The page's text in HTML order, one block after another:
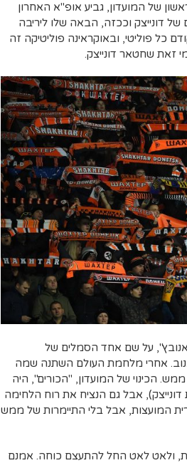
של המועדון, גביע אופ"א האחרון
של דונייצק וככזה, הבאה שלו ליריבה
כל פוליטי, ובאוקראינה פוליטיקה זה
זאת שחטאר דונייצק.
כדורגל ב1963 בשם "סטאחאנובץ", על שם אחד הסמלים של
אחרי מלחמת העולם השתנה שמה
הכינוי של המועדון, "הכורים", היה
אבל גם הנציח את רוח הלחימה
גביע קלאסי – 4 זכיות בגביע ברית המועצות, אבל בלי התיימרות של ממש
ולאט לאט החל להתעצם כוחה. אמנם